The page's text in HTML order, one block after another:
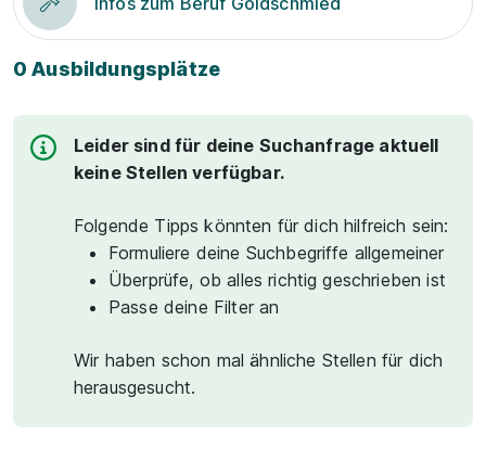
0 Ausbildungsplätze
Leider sind für deine Suchanfrage aktuell
keine Stellen verfügbar.
Folgende Tipps könnten für dich hilfreich sein:
Formuliere deine Suchbegriffe allgemeiner
Überprüfe, ob alles richtig geschrieben ist
Passe deine Filter an
Wir haben schon mal ähnliche Stellen für dich
herausgesucht.